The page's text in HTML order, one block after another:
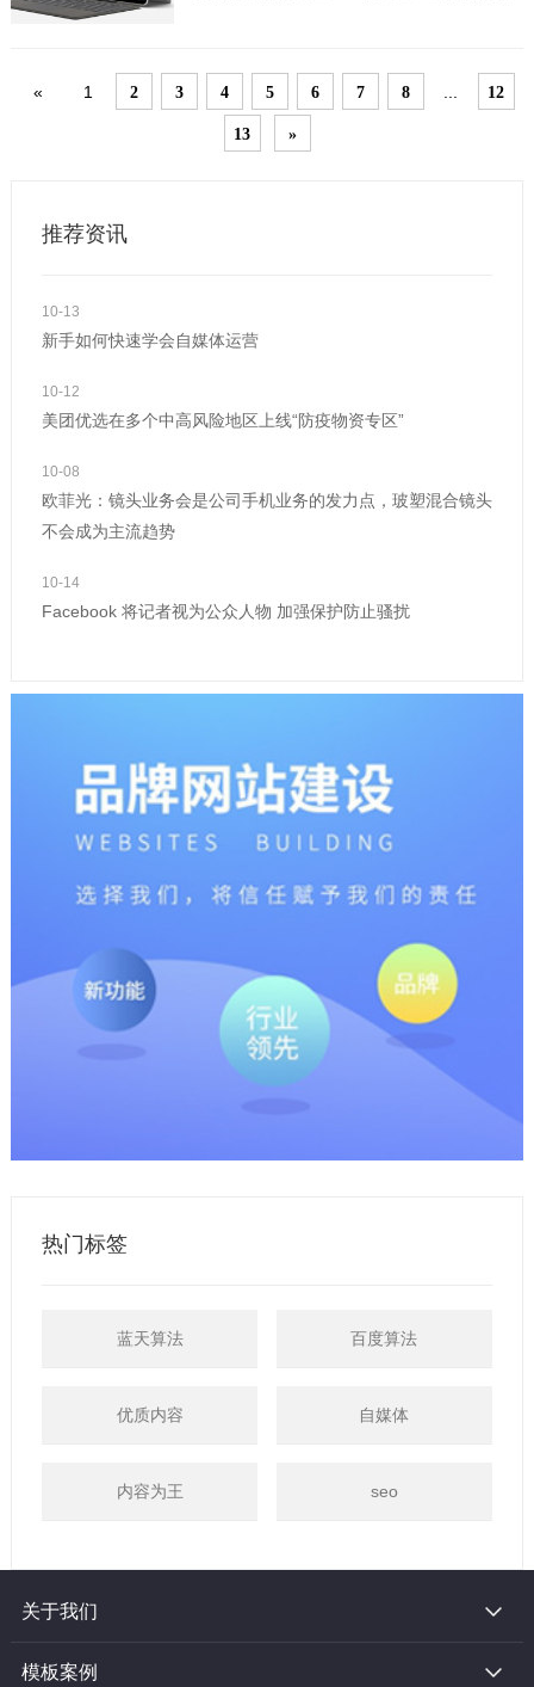
“我们对早期设备不满意的一件事是它们的定
价不合理
« 1 2 3 4 5 6 7 8 ... 12
13 »
推荐资讯
10-13
新手如何快速学会自媒体运营
10-12
美团优选在多个中高风险地区上线“防疫物资专区”
10-08
欧菲光：镜头业务会是公司手机业务的发力点，玻塑混合镜头
不会成为主流趋势
10-14
Facebook 将记者视为公众人物 加强保护防止骚扰
热门标签
蓝天算法 百度算法
优质内容 自媒体
内容为王 seo
关于我们
模板案例